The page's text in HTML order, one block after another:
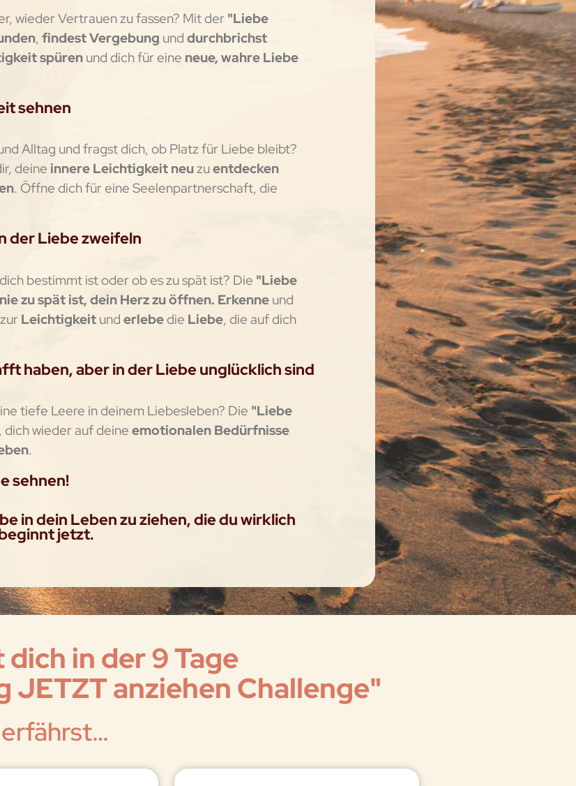
wieder Vertrauen zu fassen? Mit der "Liebe
, findest Vergebung unddurchbrichst
spürenund dich für eine neue, wahre Liebe
sehnen
Alltag und fragst dich, ob Platz für Liebe bleibt?
deine innere Leichtigkeit neuzuentdecken
. Öffne dich für eine Seelenpartnerschaft, die
der Liebe zweifeln
bestimmt ist oder ob es zu spät ist? Die "Liebe
zu spät ist, dein Herz zu öffnen. Erkenneund
Leichtigkeitunderlebedie Liebe, die auf dich
haben, aber in der Liebe unglücklich sind
tiefe Leere in deinem Liebesleben? Die "Liebe
wieder auf deineemotionalen Bedürfnisse
.
sehnen!
in dein Leben zu ziehen, die du wirklich
jetzt.
in der 9 Tage
JETZT anziehen Challenge"